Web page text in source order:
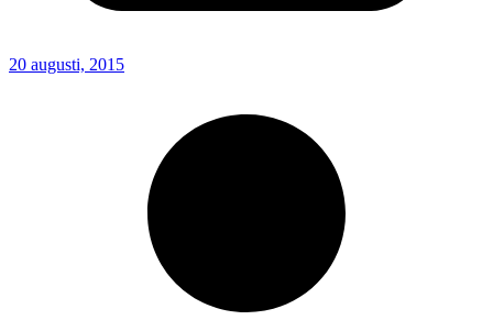
20 augusti, 2015